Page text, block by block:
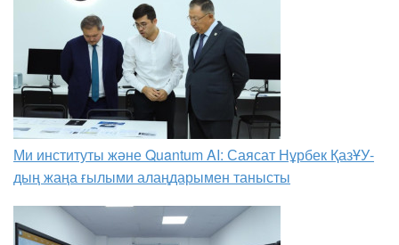
Ми институты және Quantum AI: Саясат Нұрбек ҚазҰУ-
дың жаңа ғылыми алаңдарымен танысты